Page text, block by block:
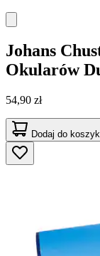
Johans
Okularów
54,90 zł
Dodaj do